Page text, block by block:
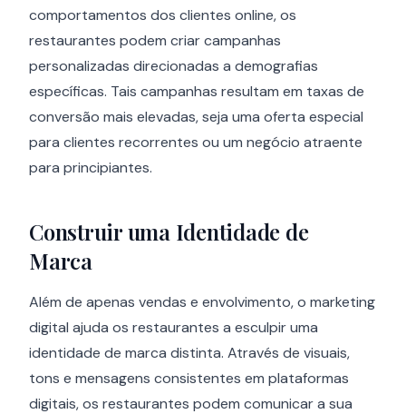
comportamentos dos clientes online, os
restaurantes podem criar campanhas
personalizadas direcionadas a demografias
específicas. Tais campanhas resultam em taxas de
conversão mais elevadas, seja uma oferta especial
para clientes recorrentes ou um negócio atraente
para principiantes.
Construir uma Identidade de
Marca
Além de apenas vendas e envolvimento, o marketing
digital ajuda os restaurantes a esculpir uma
identidade de marca distinta. Através de visuais,
tons e mensagens consistentes em plataformas
digitais, os restaurantes podem comunicar a sua